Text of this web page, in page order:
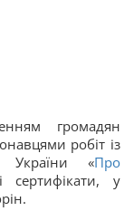
громадян
робіт із
України «Про
у